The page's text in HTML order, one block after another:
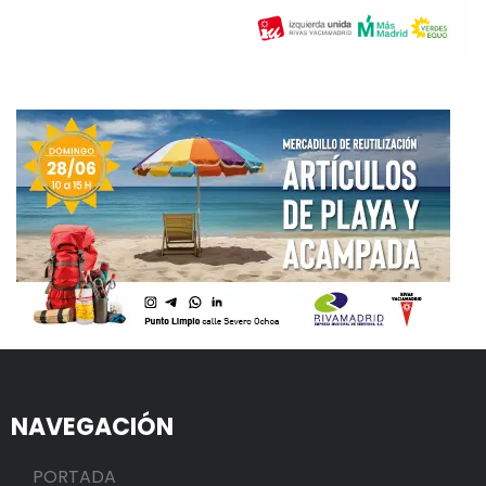
NAVEGACIÓN
PORTADA